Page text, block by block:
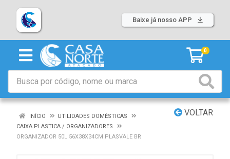
Baixe já nosso APP
0
VOLTAR
INÍCIO
UTILIDADES DOMÉSTICAS
CAIXA PLASTICA / ORGANIZADORES
ORGANIZADOR 50L 56X38X34CM PLASVALE BR